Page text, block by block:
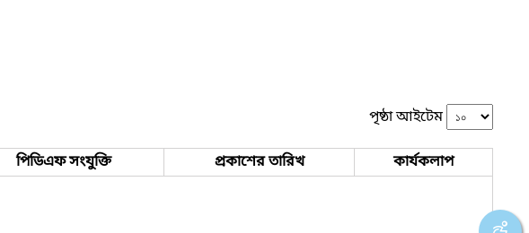
পৃষ্ঠা আইটেম
পিডিএফ সংযুক্তি প্রকাশের তারিখ কার্যকলাপ